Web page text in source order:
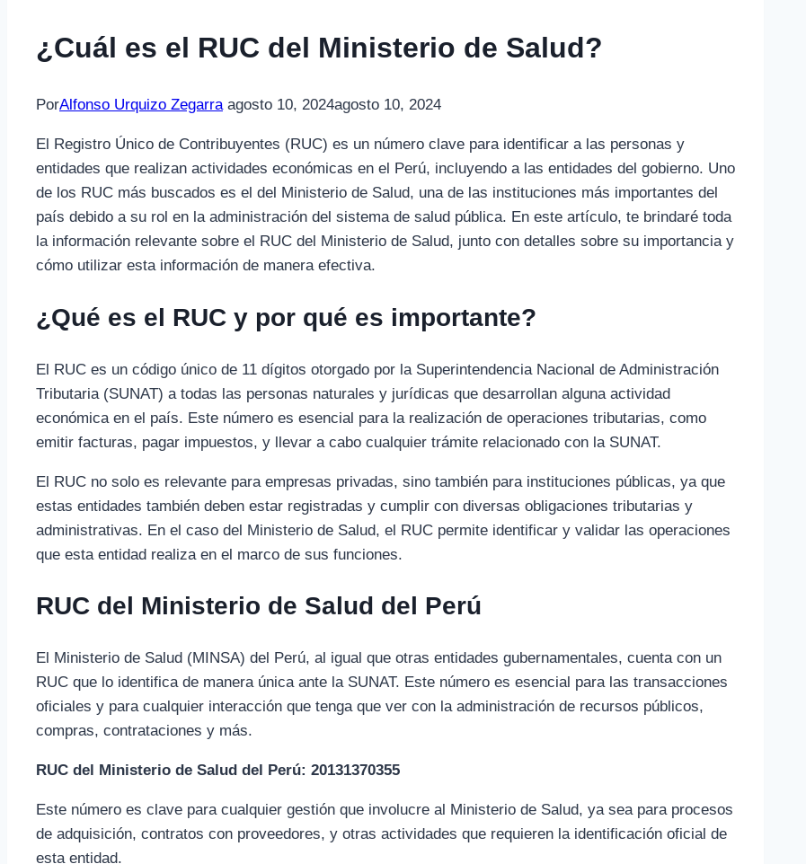
¿Cuál es el RUC del Ministerio de Salud?
PorAlfonso Urquizo Zegarra agosto 10, 2024agosto 10, 2024
El Registro Único de Contribuyentes (RUC) es un número clave para identificar a las personas y
entidades que realizan actividades económicas en el Perú, incluyendo a las entidades del gobierno. Uno
de los RUC más buscados es el del Ministerio de Salud, una de las instituciones más importantes del
país debido a su rol en la administración del sistema de salud pública. En este artículo, te brindaré toda
la información relevante sobre el RUC del Ministerio de Salud, junto con detalles sobre su importancia y
cómo utilizar esta información de manera efectiva.
¿Qué es el RUC y por qué es importante?
El RUC es un código único de 11 dígitos otorgado por la Superintendencia Nacional de Administración
Tributaria (SUNAT) a todas las personas naturales y jurídicas que desarrollan alguna actividad
económica en el país. Este número es esencial para la realización de operaciones tributarias, como
emitir facturas, pagar impuestos, y llevar a cabo cualquier trámite relacionado con la SUNAT.
El RUC no solo es relevante para empresas privadas, sino también para instituciones públicas, ya que
estas entidades también deben estar registradas y cumplir con diversas obligaciones tributarias y
administrativas. En el caso del Ministerio de Salud, el RUC permite identificar y validar las operaciones
que esta entidad realiza en el marco de sus funciones.
RUC del Ministerio de Salud del Perú
El Ministerio de Salud (MINSA) del Perú, al igual que otras entidades gubernamentales, cuenta con un
RUC que lo identifica de manera única ante la SUNAT. Este número es esencial para las transacciones
oficiales y para cualquier interacción que tenga que ver con la administración de recursos públicos,
compras, contrataciones y más.
RUC del Ministerio de Salud del Perú: 20131370355
Este número es clave para cualquier gestión que involucre al Ministerio de Salud, ya sea para procesos
de adquisición, contratos con proveedores, y otras actividades que requieren la identificación oficial de
esta entidad.